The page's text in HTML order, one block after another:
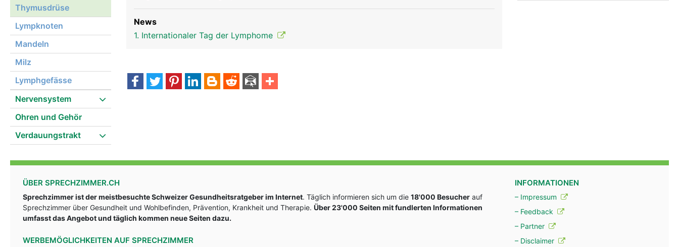
Thymusdrüse
Lympknoten
Mandeln
Milz
Lymphgefässe
Nervensystem
Ohren und Gehör
Verdauungstrakt
News
1. Internationaler Tag der Lymphome
ÜBER SPRECHZIMMER.CH
Sprechzimmer ist der meistbesuchte Schweizer Gesundheitsratgeber im Internet. Täglich informieren sich um die 18'000 Besucher auf
Sprechzimmer über Gesundheit und Wohlbefinden, Prävention, Krankheit und Therapie. Über 23'000 Seiten mit fundlerten Informationen
umfasst das Angebot und täglich kommen neue Seiten dazu.
WERBEMÖGLICHKEITEN AUF SPRECHZIMMER
INFORMATIONEN
– Impressum
– Feedback
– Partner
– Disclaimer